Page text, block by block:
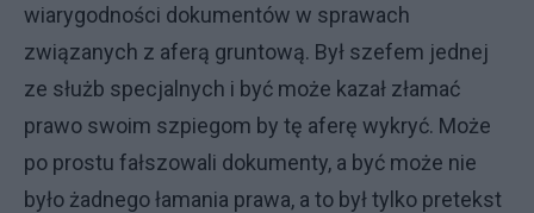
wiarygodności dokumentów w sprawach
związanych z aferą gruntową. Był szefem jednej
ze służb specjalnych i być może kazał złamać
prawo swoim szpiegom by tę aferę wykryć. Może
po prostu fałszowali dokumenty, a być może nie
było żadnego łamania prawa, a to był tylko pretekst